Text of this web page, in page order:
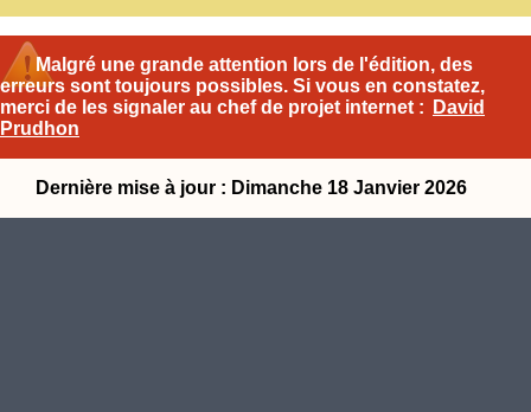
Malgré une grande attention lors de l'édition, des
erreurs sont toujours possibles. Si vous en constatez,
merci de les signaler au chef de projet internet :
David
Prudhon
Dernière mise à jour : Dimanche 18 Janvier 2026